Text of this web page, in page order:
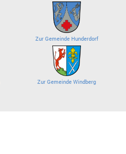
Zur Gemeinde Hunderdorf
Zur Gemeinde Windberg